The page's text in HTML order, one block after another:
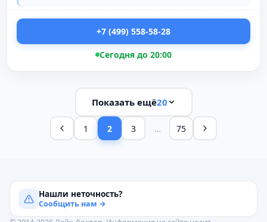
+7 (499) 558-58-28
Сегодня до 20:00
Показать ещё20
1 2 3 … 75
Нашли неточность?
Сообщить нам →